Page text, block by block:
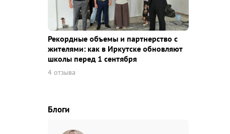
Рекордные объемы и партнерство с
жителями: как в Иркутске обновляют
школы перед 1 сентября
4 отзыва
Блоги